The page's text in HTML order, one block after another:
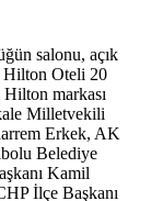
salonu, açık
Hilton Oteli 20
markası
Milletvekili
Erkek, AK
Belediye
Kamil
İlçe Başkanı